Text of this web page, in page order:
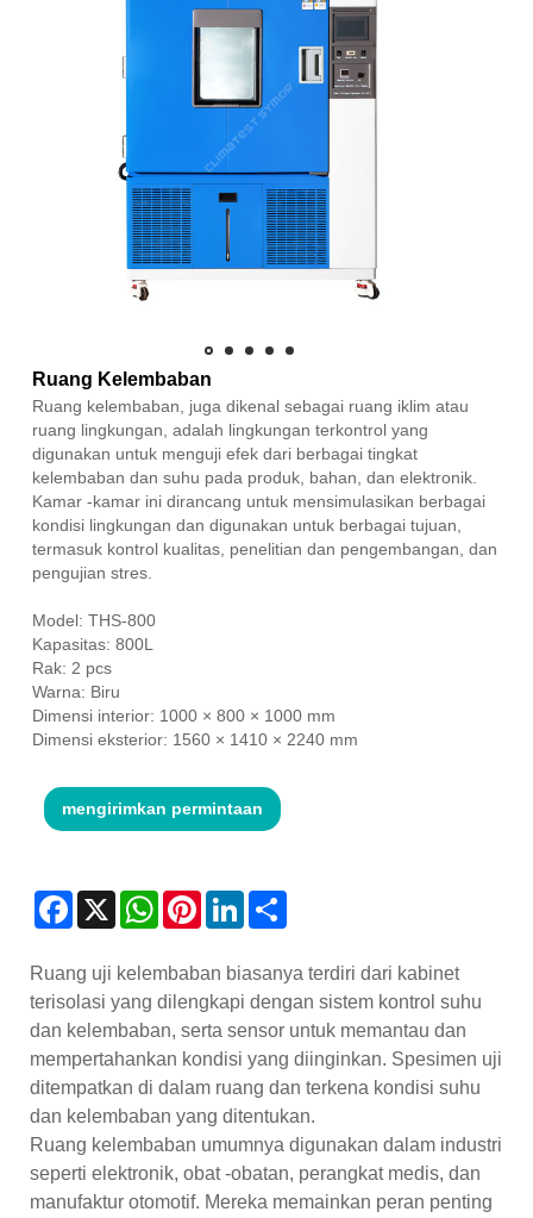
Ruang Kelembaban
Ruang kelembaban, juga dikenal sebagai ruang iklim atau
ruang lingkungan, adalah lingkungan terkontrol yang
digunakan untuk menguji efek dari berbagai tingkat
kelembaban dan suhu pada produk, bahan, dan elektronik.
Kamar -kamar ini dirancang untuk mensimulasikan berbagai
kondisi lingkungan dan digunakan untuk berbagai tujuan,
termasuk kontrol kualitas, penelitian dan pengembangan, dan
pengujian stres.
Model: THS-800
Kapasitas: 800L
Rak: 2 pcs
Warna: Biru
Dimensi interior: 1000 × 800 × 1000 mm
Dimensi eksterior: 1560 × 1410 × 2240 mm
mengirimkan permintaan
Facebook
X WhatsAppPinterestLinkedIn
Ruang uji kelembaban biasanya terdiri dari kabinet
terisolasi yang dilengkapi dengan sistem kontrol suhu
dan kelembaban, serta sensor untuk memantau dan
mempertahankan kondisi yang diinginkan. Spesimen uji
ditempatkan di dalam ruang dan terkena kondisi suhu
dan kelembaban yang ditentukan.
Ruang kelembaban umumnya digunakan dalam industri
seperti elektronik, obat -obatan, perangkat medis, dan
manufaktur otomotif. Mereka memainkan peran penting